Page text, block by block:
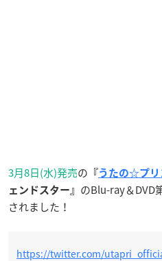
3月8日(水)発売の 『うたの☆プ
ェンドスター』 のBlu-ray＆DVD
されました！
https://twitter.com/